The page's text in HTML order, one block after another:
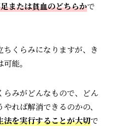
または貧血のどちらかで
くらみになりますが、き
能。
みがどんなもので、どん
れば解消できるのかの、
法を実行することが大切で